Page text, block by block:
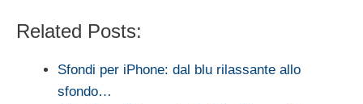
Related Posts:
Sfondi per iPhone: dal blu rilassante allo
sfondo…